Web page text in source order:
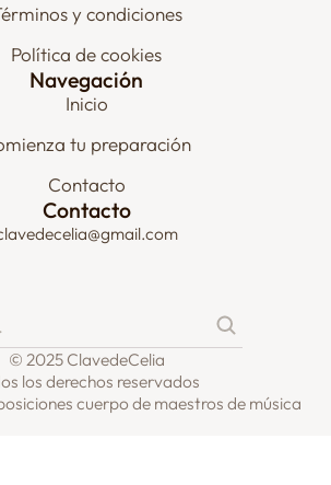
y condiciones
Política de cookies
Navegación
Inicio
tu preparación
Contacto
Contacto
© 2025 ClavedeCelia
los derechos reservados
cuerpo de maestros de música